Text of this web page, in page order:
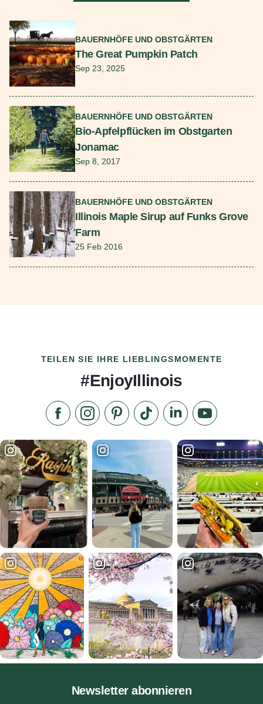
BAUERNHÖFE UND OBSTGÄRTEN
The Great Pumpkin Patch
Sep 23, 2025
BAUERNHÖFE UND OBSTGÄRTEN
Bio-Apfelpflücken im Obstgarten
Jonamac
Sep 8, 2017
BAUERNHÖFE UND OBSTGÄRTEN
Illinois Maple Sirup auf Funks Grove
Farm
25 Feb 2016
TEILEN SIE IHRE LIEBLINGSMOMENTE
#EnjoyIllinois
Liken Sie uns auf Facebook
Folgen Sie uns auf Instagram
Besuchen Sie unser Pinterest
Folgen Sie uns auf TikTok
Folgen Sie uns auf
Abonnieren
Newsletter abonnieren